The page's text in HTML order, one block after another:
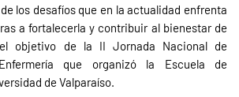
los desafíos que en la actualidad enfrenta
a fortalecerla y contribuir al bienestar de
objetivo de la II Jornada Nacional de
que organizó la Escuela de
de Valparaíso.